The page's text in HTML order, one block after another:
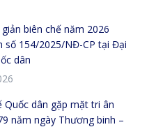
biên chế năm 2026
số 154/2025/NĐ-CP tại Đại
dân
Quốc dân gặp mặt tri ân
năm ngày Thương binh –